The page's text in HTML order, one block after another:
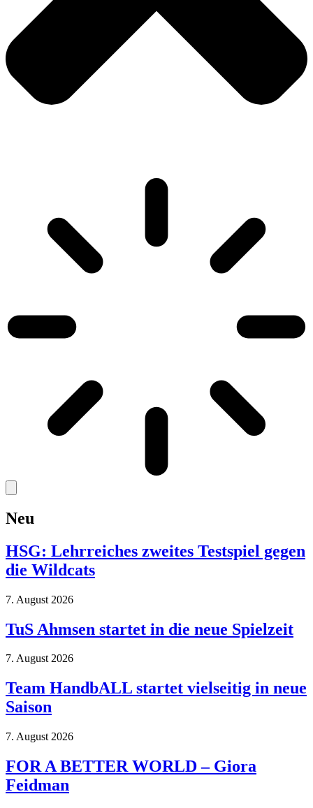
Neu
HSG: Lehrreiches zweites Testspiel gegen
die Wildcats
7. August 2026
TuS Ahmsen startet in die neue Spielzeit
7. August 2026
Team HandbALL startet vielseitig in neue
Saison
7. August 2026
FOR A BETTER WORLD – Giora
Feidman